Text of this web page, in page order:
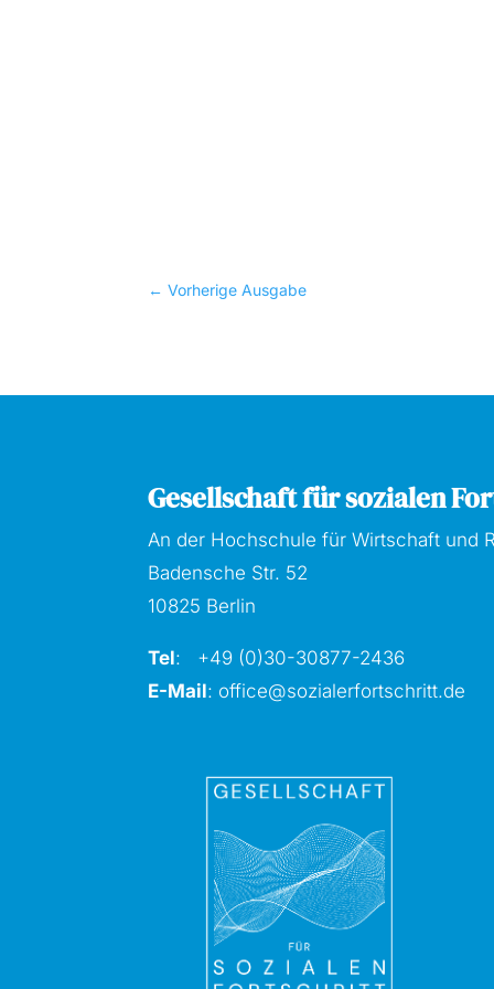
←Vorherige Ausgabe
Gesellschaft für sozialen
An der Hochschule für Wirtschaft und
Badensche Str. 52
10825 Berlin
Tel: +49 (0)30-30877-2436
E-Mail: office@sozialerfortschritt.de